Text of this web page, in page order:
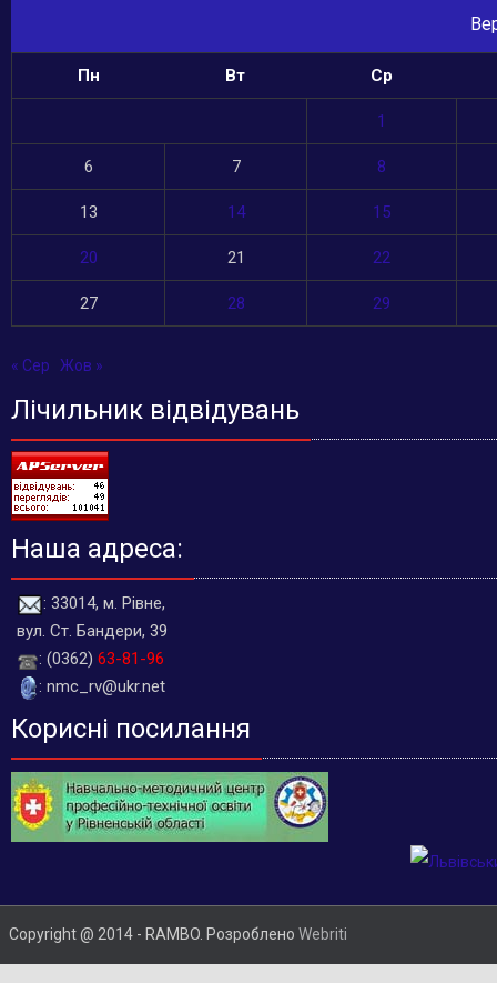
Пн Вт Ср
1
6 7 8
13 14 15
20 21 22
27 28 29
« Сер Жов »
Лічильник відвідувань
Наша адреса:
: 33014, м. Рівне,
вул. Ст. Бандери, 39
: (0362) 63-81-96
: nmc_rv@ukr.net
Корисні посилання
Copyright @ 2014 - RAMBO. Розроблено Webriti